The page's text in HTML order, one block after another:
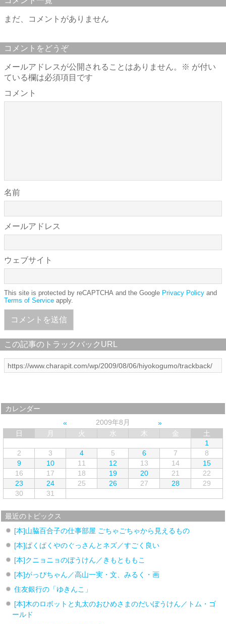
まだ、コメントがありません
コメントをどうぞ
メールアドレスが公開されることはありません。 ※ が付い
ている欄は必須項目です
コメント
名前
メールアドレス
ウェブサイト
This site is protected by reCAPTCHA and the Google Privacy Policy and
Terms of Service apply.
この記事のトラックバックURL
カレンダー
2009年8月
日
月 火 水 木 金
土
1
2
3 4 5 6 7
8
9
10 11 12 13 14
15
16
17 18 19 20 21
22
23
24 25 26 27 28
29
30
31
最近のトピックス
[本]山脇百合子の仕事部屋 ごちゃごちゃから見えるもの
[本]ぱくぱくやのぐっさんとネズ／すごく良い
[本]クニョニョのぼうけん／きもとももこ
[本]がっぴちゃん／高山一実・文、みるく・画
住友銀行の「ゆきんこ」
[本]木のロボットと丸太のおひめさまのだいぼうけん／トム・ゴ
ールド